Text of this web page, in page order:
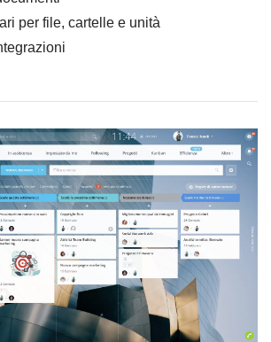
per file, cartelle e unità